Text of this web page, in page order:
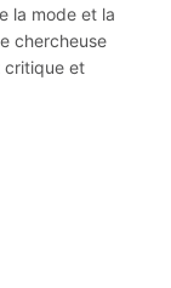
la mode et la
chercheuse
critique et